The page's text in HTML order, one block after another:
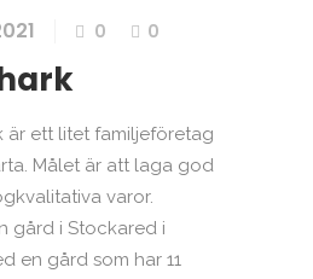
0 0
är ett litet familjeföretag
Målet är att laga god
varor.
gård i Stockared i
en gård som har 11